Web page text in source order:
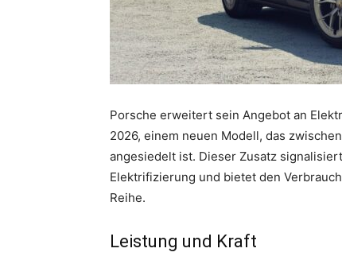
Porsche erweitert sein Angebot an
2026, einem neuen Modell, das
angesiedelt ist. Dieser Zusatz
Elektrifizierung und bietet den
Reihe.
Leistung und Kraft